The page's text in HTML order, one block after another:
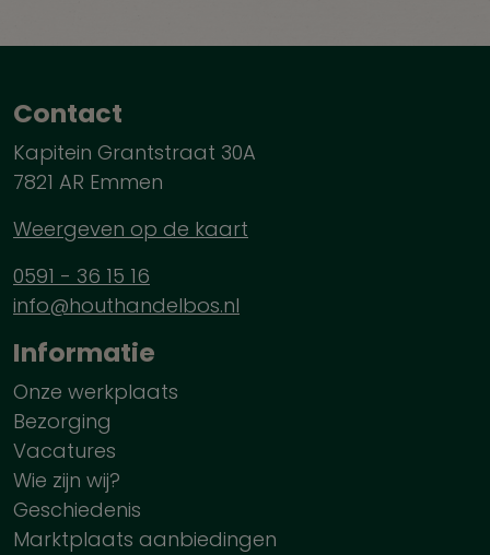
Contact
Kapitein Grantstraat 30A
7821 AR Emmen
Weergeven op de kaart
0591 - 36 15 16
info@houthandelbos.nl
Informatie
Onze werkplaats
Bezorging
Vacatures
Wie zijn wij?
Geschiedenis
Marktplaats aanbiedingen